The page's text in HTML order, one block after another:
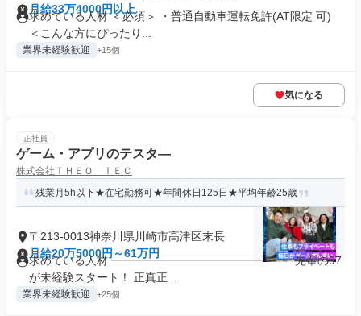
月給33万4000円以上
求めている人材 ＜必須＞ ・普通自動車運転免許(AT限定 可)
＜こんな方にぴったり...
業界未経験歓迎 +15個
気になる
正社員
ゲーム・アプリのテスタ―
株式会社ＴＨＥＯ ＴＥＣ
残業月5h以下★在宅勤務可★年間休日125日★平均年齢25歳
〒213-0013神奈川県川崎市高津区末長
月給20万5000円～61万円
求めている人材 ━━━━━━━━━━━━━━━━ 先輩の97
が未経験スタート！ 正真正...
業界未経験歓迎 +25個